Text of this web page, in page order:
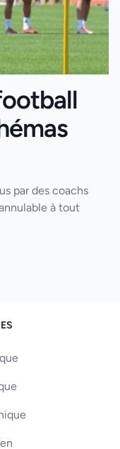
par des coachs
à tout